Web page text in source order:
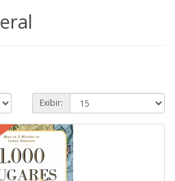
Exibir: